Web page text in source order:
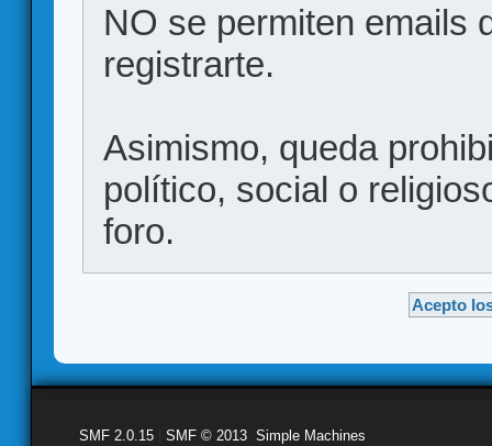
NO se permiten emails
registrarte.
Asimismo, queda
político, social o
foro.
SMF 2.0.15 SMF © 2013 Simple Machines